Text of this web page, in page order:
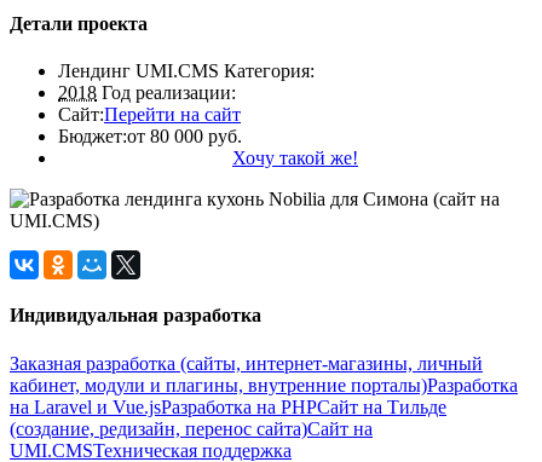
Детали проекта
Лендинг UMI.CMS Категория:
2018 Год реализации:
Сайт:Перейти на сайт
Бюджет:от 80 000 руб.
Хочу такой же!
Индивидуальная разработка
Заказная разработка (сайты, интернет-магазины, личный
кабинет, модули и плагины, внутренние порталы)Разработка
на Laravel и Vue.jsРазработка на PHPСайт на Тильде
(создание, редизайн, перенос сайта)Сайт на
UMI.CMSТехническая поддержка